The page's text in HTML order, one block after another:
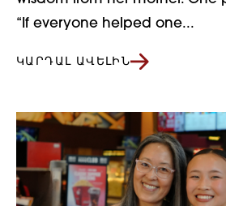
“If everyone helped one...
ԿԱՐԴԱԼ ԱՎԵԼԻՆ